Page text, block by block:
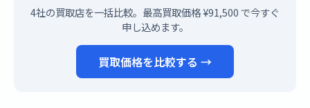
4社の買取店を一括比較。最高買取価格 ¥91,500 で今すぐ
申し込めます。
買取価格を比較する →